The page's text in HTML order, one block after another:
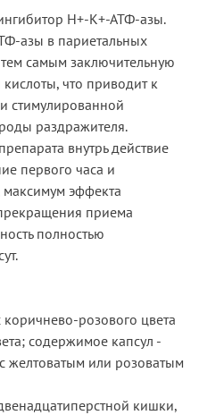
Н+-К+-АТФ-азы.
азы в париетальных
самым заключительную
что приводит к
стимулированной
раздражителя.
внутрь действие
первого часа и
максимум эффекта
приема
полностью
розового цвета
содержимое капсул -
желтоватым или розоватым
кишки,